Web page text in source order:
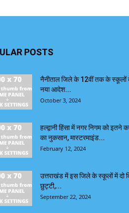
POSTS
नैनीताल जिले के 12वीं तक के स्कूलों
नया आदेश...
October 3, 2024
हल्द्वानी हिंसा में नगर निगम को इतने
का नुकसान, मास्टरमाइंड...
February 12, 2024
उत्तराखंड में इस जिले के स्कूलों में दो
छुट्टी,...
September 22, 2024